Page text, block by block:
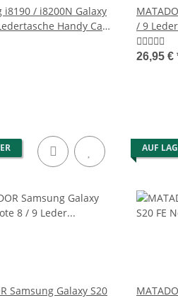
i8190 / i8200N Galaxy
Handy Case
/ 9
Braun
26,95 €
Samsung Galaxy S20
AUF
Schultertasche
Handyfach
MATADOR
Handy